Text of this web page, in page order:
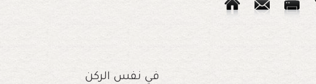
في نفس الركن